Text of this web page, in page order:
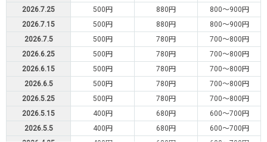
2026.7.25
500円 880円
800～900円
2026.7.15
500円 880円
800～900円
2026.7.5
500円 780円
700～800円
2026.6.25
500円 780円
700～800円
2026.6.15
500円 780円
700～800円
2026.6.5
500円 780円
700～800円
2026.5.25
500円 780円
700～800円
2026.5.15
400円 680円
600～700円
2026.5.5
400円 680円
600～700円